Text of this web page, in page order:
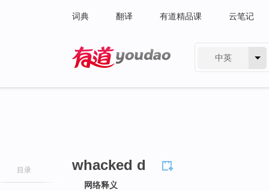
词典 翻译 有道精品课 云笔记
中英
目录 whacked d
网络释义